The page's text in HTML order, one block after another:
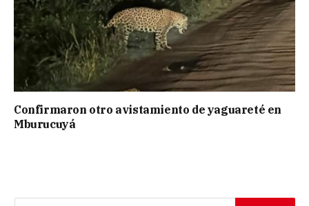
Confirmaron otro avistamiento de yaguareté en
Mburucuyá